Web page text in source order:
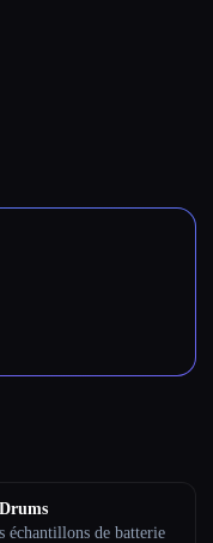
échantillons de batterie